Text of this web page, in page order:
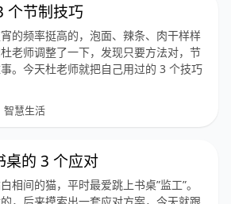
个节制技巧
的频率挺高的，泡面、辣条、肉干样样
老师调整了一下，发现只要方法对，节
。今天杜老师就把自己用过的 3 个技巧
智慧生活
桌的 3 个应对
相间的猫，平时最爱跳上书桌”监工”。